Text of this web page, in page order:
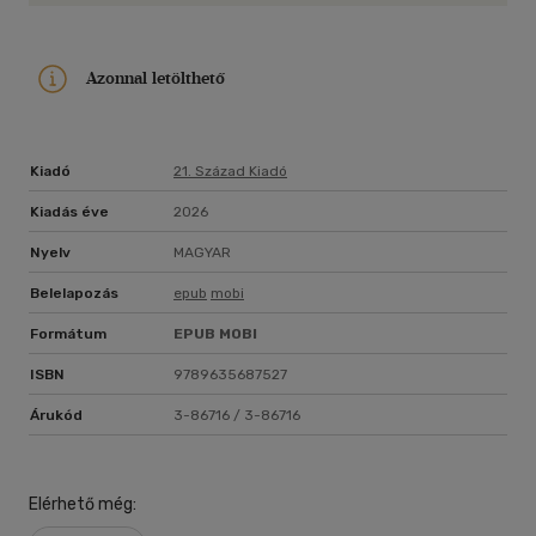
óta saját nőgyógyászati és szülészeti praxisában dolgozik
Wiesbadenben, és 2022-ben megalapította a
Azonnal letölthető
Kiadó 21. Század Kiadó
Kiadás éve 2026
Nyelv MAGYAR
Belelapozás epub mobi
Formátum EPUB MOBI
ISBN 9789635687527
Árukód 3-86716 / 3-86716
Elérhető még: